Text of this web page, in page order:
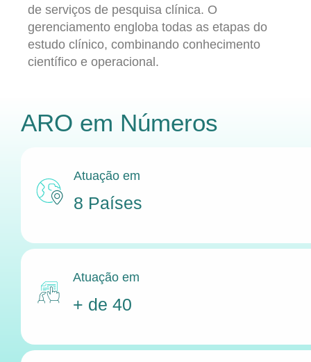
de serviços de pesquisa clínica. O
gerenciamento engloba todas as etapas do
estudo clínico, combinando conhecimento
científico e operacional.
ARO em Números
Atuação em
8 Países
Atuação em
+ de 40